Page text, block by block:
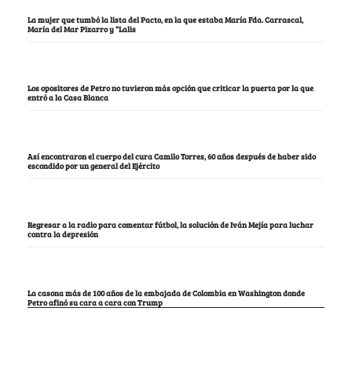
La mujer que tumbó la lista del Pacto, en la que estaba María Fda. Carrascal,
María del Mar Pizarro y “Lalis
Los opositores de Petro no tuvieron más opción que criticar la puerta por la que
entró a la Casa Blanca
Así encontraron el cuerpo del cura Camilo Torres, 60 años después de haber sido
escondido por un general del Ejército
Regresar a la radio para comentar fútbol, la solución de Iván Mejía para luchar
contra la depresión
La casona más de 100 años de la embajada de Colombia en Washington donde
Petro afinó su cara a cara con Trump